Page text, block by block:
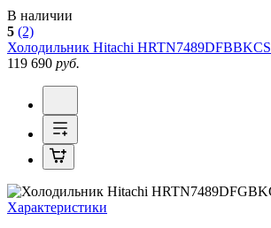
В наличии
5 (2)
Холодильник Hitachi HRTN7489DFBBKCS
119 690 руб.
Характеристики